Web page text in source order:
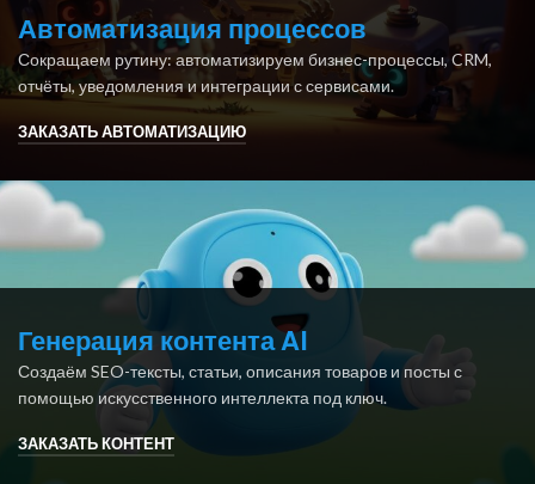
Автоматизация процессов
Сокращаем рутину: автоматизируем бизнес-процессы, CRM,
отчёты, уведомления и интеграции с сервисами.
ЗАКАЗАТЬ АВТОМАТИЗАЦИЮ
Генерация контента AI
Создаём SEO-тексты, статьи, описания товаров и посты с
помощью искусственного интеллекта под ключ.
ЗАКАЗАТЬ КОНТЕНТ